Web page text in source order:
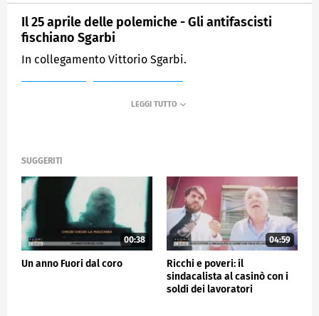
Il 25 aprile delle polemiche - Gli antifascisti
fischiano Sgarbi
In collegamento Vittorio Sgarbi.
SUGGERITI
00:38
Un anno Fuori dal coro
04:59
Ricchi e poveri: il
sindacalista al casinò con i
soldi dei lavoratori